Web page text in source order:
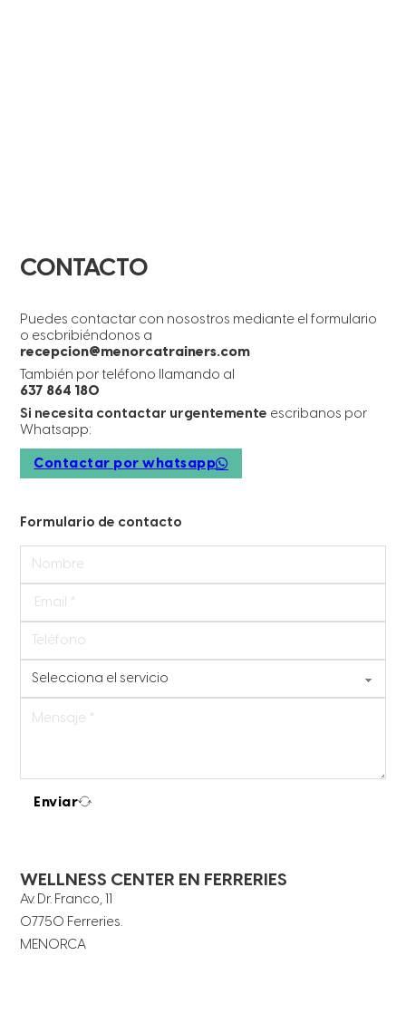
CONTACTO
Puedes contactar con nosostros mediante el formulario
o escbribiéndonos a
recepcion@menorcatrainers.com
También por teléfono llamando al
637 864 180
Si necesita contactar urgentemente escribanos por
Whatsapp:
Contactar por whatsapp
Formulario de contacto
Enviar
WELLNESS CENTER EN FERRERIES
Av. Dr. Franco, 11
07750 Ferreries.
MENORCA